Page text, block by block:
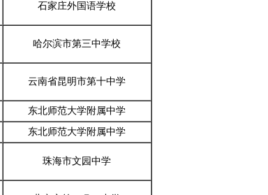
石家庄外国语学校
哈尔滨市第三中学校
云南省昆明市第十中学
东北师范大学附属中学
东北师范大学附属中学
珠海市文园中学